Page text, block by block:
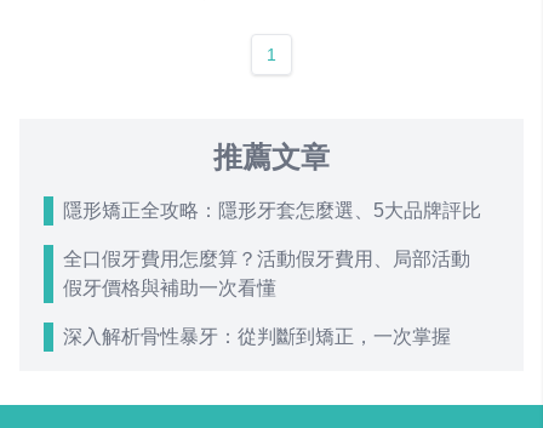
1
推薦文章
隱形矯正全攻略：隱形牙套怎麼選、5大品牌評比
全口假牙費用怎麼算？活動假牙費用、局部活動
假牙價格與補助一次看懂
深入解析骨性暴牙：從判斷到矯正，一次掌握